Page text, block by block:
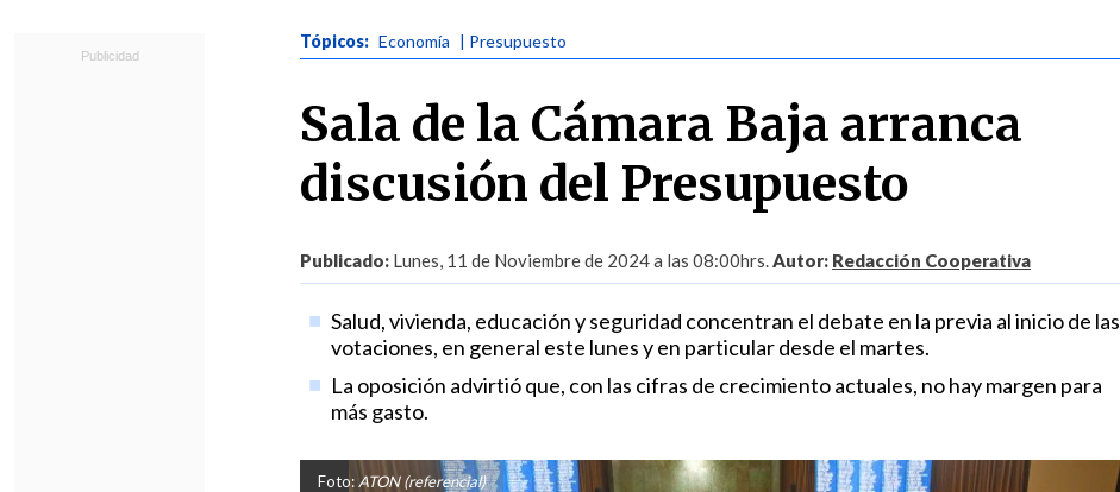
Tópicos: Economía | Presupuesto
Sala de la Cámara Baja arranca
discusión del Presupuesto
Publicado: Lunes, 11 de Noviembre de 2024 a las 08:00hrs.Autor: Redacción Cooperativa
Salud, vivienda, educación y seguridad concentran el debate en la previa al inicio de las
votaciones, en general este lunes y en particular desde el martes.
La oposición advirtió que, con las cifras de crecimiento actuales, no hay margen para
más gasto.
Foto: ATON (referencial)